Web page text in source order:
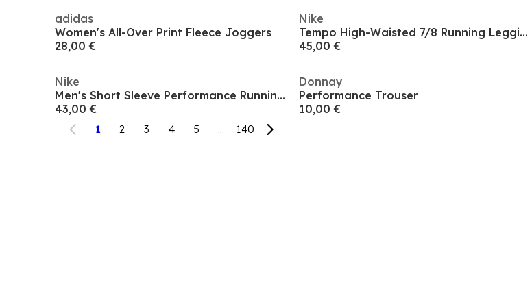
adidas
Women's All-Over Print Fleece Joggers
28,00 €
Nike
Tempo High-Waisted 7/8 Running Leggings Womens
45,00 €
Nike
Men's Short Sleeve Performance Running Top
43,00 €
Donnay
Performance Trouser
10,00 €
1 2 3 4 5 ... 140